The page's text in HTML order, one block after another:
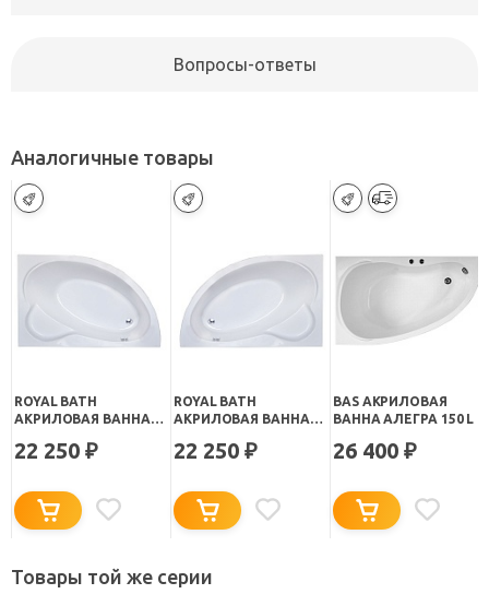
Вопросы-ответы
Аналогичные товары
ROYAL BATH
АКРИЛОВАЯ ВАННА
150Х100
22 250 ₽
ROYAL BATH
АКРИЛОВАЯ ВАННА
150Х100
22 250 ₽
BAS АКРИЛОВАЯ
ВАННА АЛЕГРА 150 L
26 400 ₽
Товары той же серии